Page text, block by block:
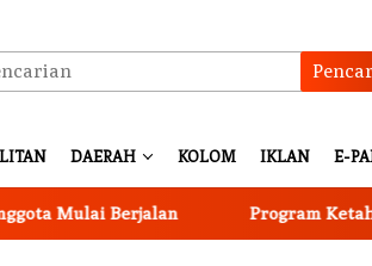
DAERAH KOLOM IKLAN E-
Berjalan Program Ketahanan